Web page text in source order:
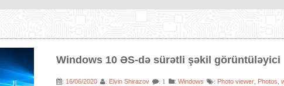
Windows 10 ƏS-də sürətli şəkil görüntüləyici
: 16/06/2020 : Elvin Shirazov : 1 :Windows : Photo viewer Photos ,